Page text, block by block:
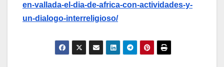
en-vallada-el-dia-de-africa-con-actividades-y-
un-dialogo-interreligioso/